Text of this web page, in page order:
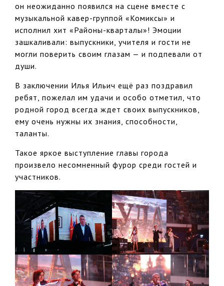
он неожиданно появился на сцене вместе с
музыкальной кавер-группой «Комиксы» и
исполнил хит «Районы-кварталы»! Эмоции
зашкаливали: выпускники, учителя и гости не
могли поверить своим глазам — и подпевали от
души.
В заключении Илья Ильич ещё раз поздравил
ребят, пожелал им удачи и особо отметил, что
родной город всегда ждет своих выпускников,
ему очень нужны их знания, способности,
таланты.
Такое яркое выступление главы города
произвело несомненный фурор среди гостей и
участников.